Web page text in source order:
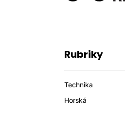
Rubriky
Technika
Horská